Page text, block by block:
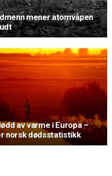
mener atomvåpen
av varme i Europa –
norsk dødsstatistikk